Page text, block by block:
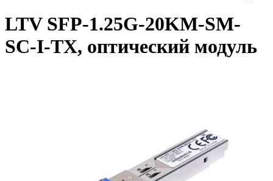
LTV SFP-1.25G-20KM-SM-
SC-I-TX, оптический модуль